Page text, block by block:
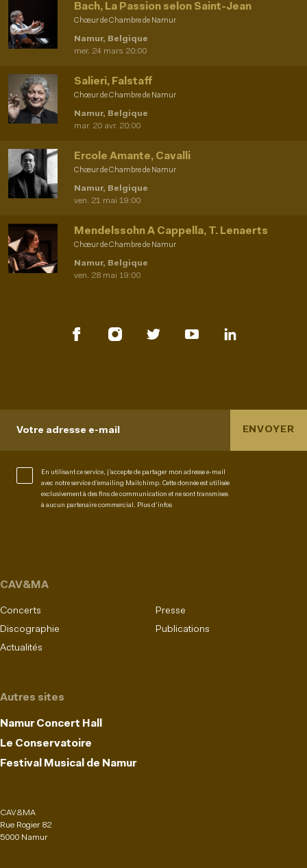
Chœur de Chambre de Namur
Bach, La Passion selon Saint-Jean
Namur, Belgique
mer. 24 mars 20:00
Chœur de Chambre de Namur
Salieri, Falstaff
Namur, Belgique
mar. 20 avr. 20:00
Chœur de Chambre de Namur
Ercole Amante, Cavalli
Namur, Belgique
ven. 21 mai 19:00
Chœur de Chambre de Namur
Mendelssohn A Cappella, T. Lenaerts
Namur, Belgique
ven. 28 mai 19:00
Votre adresse e-mail
En utilisant ce service, j’accepte de partager mon adresse e-mail
avec notre service d’emailing Mailchimp. Cette donnée est utilisée
exclusivement à des fins de communication et ne sont transmises
à aucun partenaire commercial. Plus d’infos
ENVOYER
Autres sites
Namur Concert Hall
Le Conservatoire
Festival Musical de Namur
CAV&MA
Concerts
Presse
Discographie
Publications
Actualités
CAV&MA
Rue Rogier 82
5000 Namur